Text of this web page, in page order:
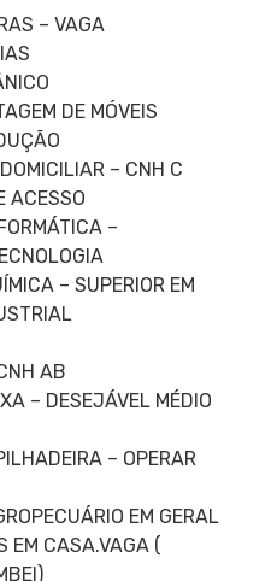
– VAGA
DE MÓVEIS
– CNH C
ACESSO
–
– SUPERIOR EM
AB
– DESEJÁVEL MÉDIO
– OPERAR
EM GERAL
EM CASA.VAGA (